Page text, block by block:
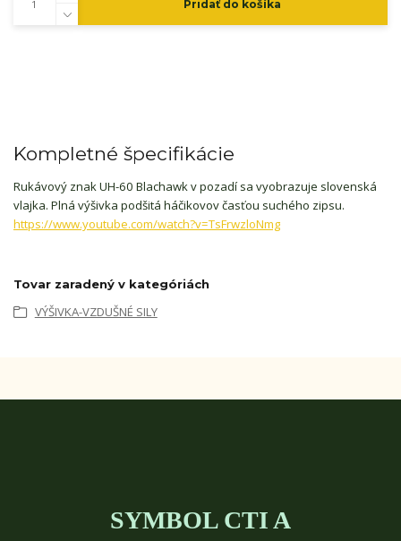
Pridať do košíka
Kompletné špecifikácie
Rukávový znak UH-60 Blachawk v pozadí sa vyobrazuje slovenská
vlajka. Plná výšivka podšitá háčikovov časťou suchého zipsu.
https://www.youtube.com/watch?v=TsFrwzloNmg
Tovar zaradený v kategóriách
VÝŠIVKA-VZDUŠNÉ SILY
SYMBOL CTI A